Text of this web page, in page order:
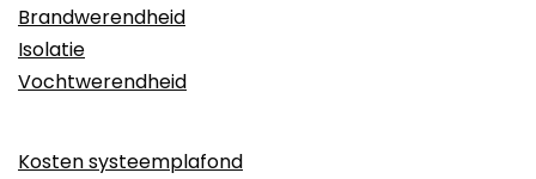
Brandwerendheid
Isolatie
Vochtwerendheid
Kosten systeemplafond